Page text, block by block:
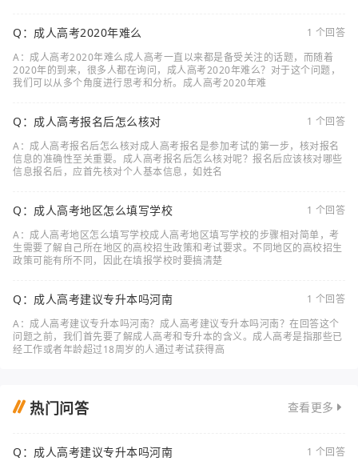
Q：成人高考2020年难么
1 个回答
A：成人高考2020年难么成人高考一直以来都是备受关注的话题，而随着
2020年的到来，很多人都在询问，成人高考2020年难么？对于这个问题，
我们可以从多个角度进行思考和分析。成人高考2020年难
Q：成人高考报名后怎么核对
1 个回答
A：成人高考报名后怎么核对成人高考报名是参加考试的第一步，核对报名
信息的准确性至关重要。成人高考报名后怎么核对呢？报名后应该核对哪些
信息报名后，应首先核对个人基本信息，如姓名
Q：成人高考地区怎么填写学校
1 个回答
A：成人高考地区怎么填写学校成人高考地区填写学校的步骤相对简单，考
生需要了解自己所在地区的高校招生政策和考试要求。不同地区的高校招生
政策可能有所不同，因此在填报学校时要搞清楚
Q：成人高考建议专升本吗河南
1 个回答
A：成人高考建议专升本吗河南？成人高考建议专升本吗河南？在回答这个
问题之前，我们首先要了解成人高考和专升本的含义。成人高考是指那些已
经工作或者年龄超过18周岁的人通过考试获得高
热门问答 查看更多
Q：成人高考建议专升本吗河南
1 个回答